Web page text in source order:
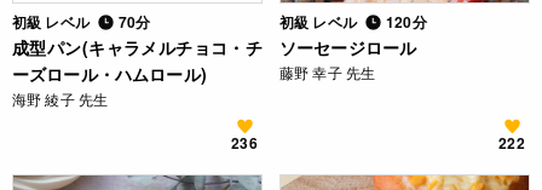
初級 レベル 70分
成型パン(キャラメルチョコ・チ
ーズロール・ハムロール)
海野 綾子 先生
236
初級 レベル 120分
ソーセージロール
藤野 幸子 先生
222